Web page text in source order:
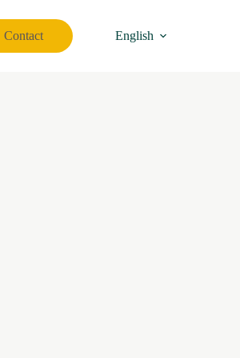
Contact English